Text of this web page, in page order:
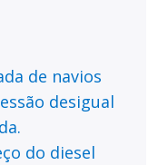
de navios
desigual
do diesel